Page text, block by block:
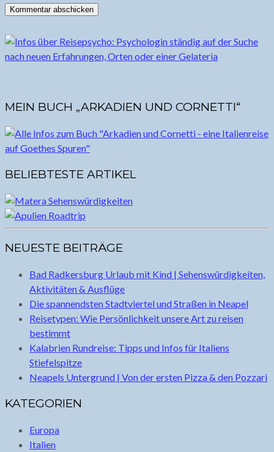
MEIN BUCH „ARKADIEN UND CORNETTI“
BELIEBTESTE ARTIKEL
NEUESTE BEITRÄGE
Bad Radkersburg Urlaub mit Kind | Sehenswürdigkeiten,
Aktivitäten & Ausflüge
Die spannendsten Stadtviertel und Straßen in Neapel
Reisetypen: Wie Persönlichkeit unsere Art zu reisen
bestimmt
Kalabrien Rundreise: Tipps und Infos für Italiens
Stiefelspitze
Neapels Untergrund | Von der ersten Pizza & den Pozzari
KATEGORIEN
Europa
Italien